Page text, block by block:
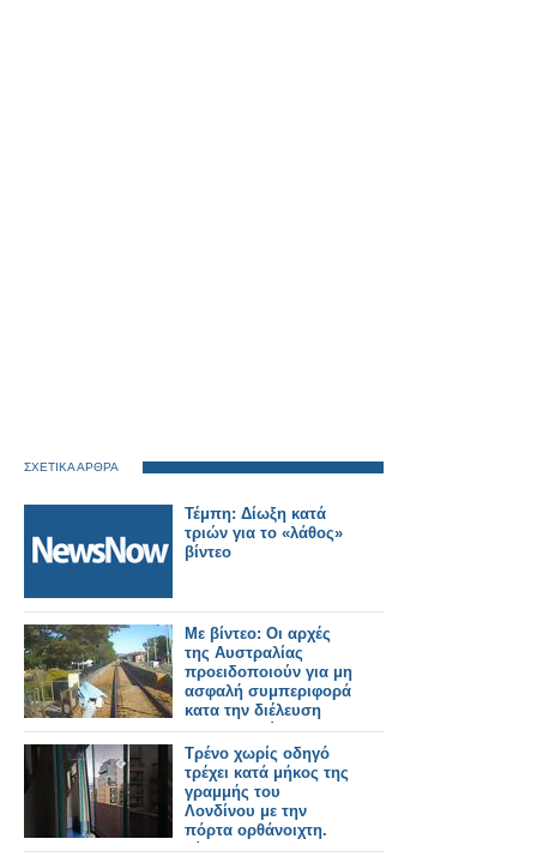
ΣΧΕΤΙΚΑ ΑΡΘΡΑ
Τέμπη: Δίωξη κατά
τριών για το «λάθος»
βίντεο
Με βίντεο: Οι αρχές
της Αυστραλίας
προειδοποιούν για μη
ασφαλή συμπεριφορά
κατα την διέλευση
των γραμμών
Τρένο χωρίς οδηγό
τρέχει κατά μήκος της
γραμμής του
Λονδίνου με την
πόρτα ορθάνοιχτη.
Βίντεο.